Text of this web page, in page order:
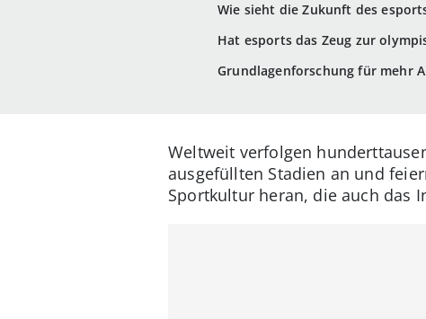
Wie sieht die Zukunft des
Hat esports das Zeug zur
Grundlagenforschung für mehr
Weltweit verfolgen
ausgefüllten Stadien an und
Sportkultur heran, die auch das